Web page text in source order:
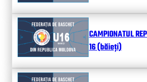
CAMPIONATUL
16 (băieți)